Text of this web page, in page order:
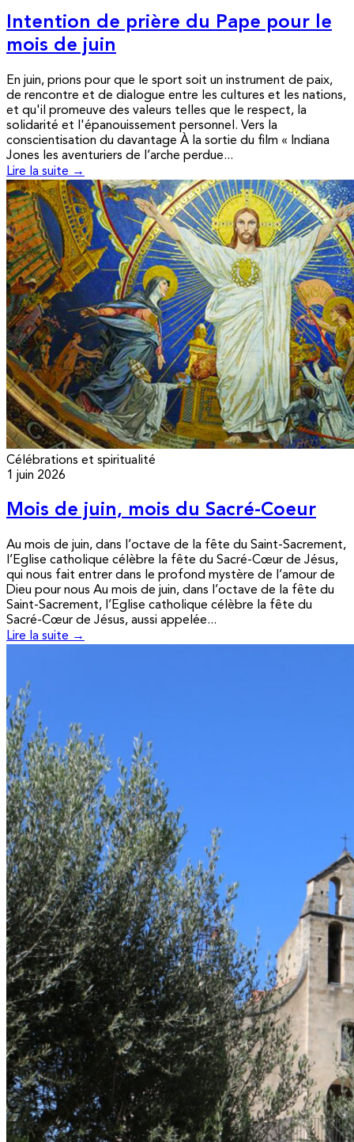
Intention de prière du Pape pour le
mois de juin
En juin, prions pour que le sport soit un instrument de paix,
de rencontre et de dialogue entre les cultures et les nations,
et qu'il promeuve des valeurs telles que le respect, la
solidarité et l'épanouissement personnel. Vers la
conscientisation du davantage À la sortie du film « Indiana
Jones les aventuriers de l’arche perdue...
Lire la suite →
Célébrations et spiritualité
1 juin 2026
Mois de juin, mois du Sacré-Coeur
Au mois de juin, dans l’octave de la fête du Saint-Sacrement,
l’Eglise catholique célèbre la fête du Sacré-Cœur de Jésus,
qui nous fait entrer dans le profond mystère de l’amour de
Dieu pour nous Au mois de juin, dans l’octave de la fête du
Saint-Sacrement, l’Eglise catholique célèbre la fête du
Sacré-Cœur de Jésus, aussi appelée...
Lire la suite →